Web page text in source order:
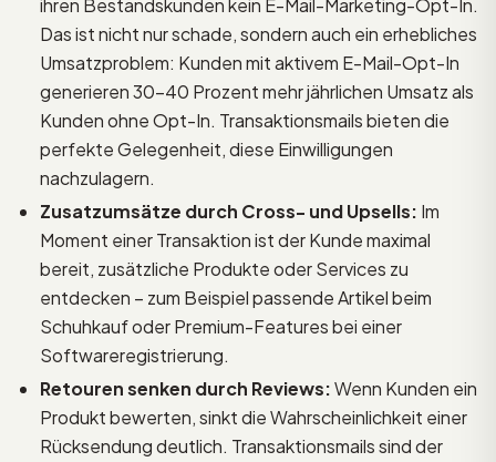
ihren Bestandskunden kein E-Mail-Marketing-Opt-In.
Das ist nicht nur schade, sondern auch ein erhebliches
Umsatzproblem: Kunden mit aktivem E-Mail-Opt-In
generieren 30–40 Prozent mehr jährlichen Umsatz als
Kunden ohne Opt-In. Transaktionsmails bieten die
perfekte Gelegenheit, diese Einwilligungen
nachzulagern.
Zusatzumsätze durch Cross- und Upsells: Im
Moment einer Transaktion ist der Kunde maximal
bereit, zusätzliche Produkte oder Services zu
entdecken – zum Beispiel passende Artikel beim
Schuhkauf oder Premium-Features bei einer
Softwareregistrierung.
Retouren senken durch Reviews:Wenn Kunden ein
Produkt bewerten, sinkt die Wahrscheinlichkeit einer
Rücksendung deutlich. Transaktionsmails sind der